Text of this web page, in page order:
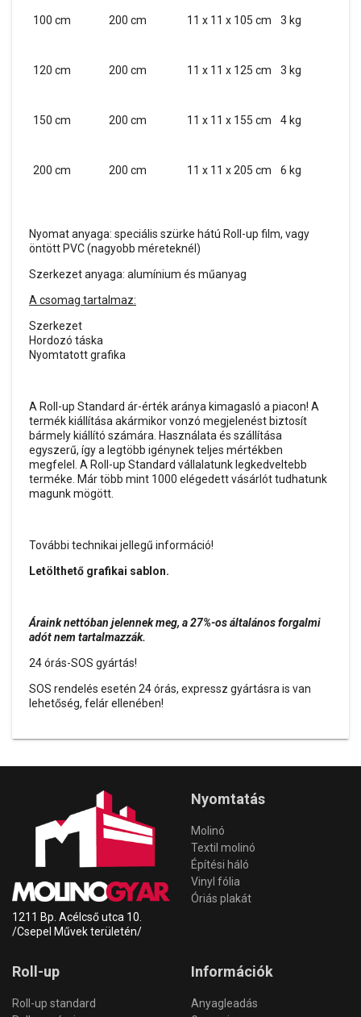
100 cm 200 cm 11 x 11 x 105 cm 3 kg
120 cm 200 cm 11 x 11 x 125 cm 3 kg
150 cm 200 cm 11 x 11 x 155 cm 4 kg
200 cm 200 cm 11 x 11 x 205 cm 6 kg
Nyomat anyaga: speciális szürke hátú Roll-up film, vagy
öntött PVC (nagyobb méreteknél)
Szerkezet anyaga: alumínium és műanyag
A csomag tartalmaz:
Szerkezet
Hordozó táska
Nyomtatott grafika
A Roll-up Standard ár-érték aránya kimagasló a piacon! A
termék kiállítása akármikor vonzó megjelenést biztosít
bármely kiállító számára. Használata és szállítása
egyszerű, így a legtöbb igénynek teljes mértékben
megfelel. A Roll-up Standard vállalatunk legkedveltebb
terméke. Már több mint 1000 elégedett vásárlót tudhatunk
magunk mögött.
További technikai jellegű információ!
Letölthető grafikai sablon.
Áraink nettóban jelennek meg, a 27%-os általános forgalmi
adót nem tartalmazzák.
24 órás-SOS gyártás!
SOS rendelés esetén 24 órás, expressz gyártásra is van
lehetőség, felár ellenében!
1211 Bp. Acélcső utca 10.
/Csepel Művek területén/
Nyomtatás
Molinó
Textil molinó
Építési háló
Vinyl fólia
Óriás plakát
Roll-up
Roll-up standard
Információk
Anyagleadás